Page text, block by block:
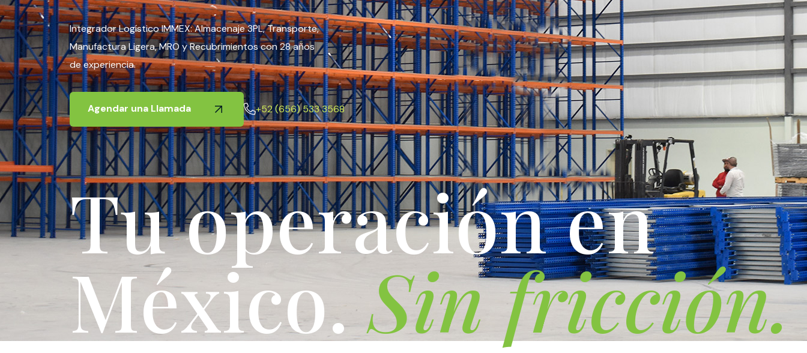
Integrador Logístico IMMEX: Almacenaje 3PL, Transporte,
Manufactura Ligera, MRO y Recubrimientos con 28 años
de experiencia.
Agendar una Llamada +52 (656) 533 3568
Tuoperaciónen
México.Sinfricción.